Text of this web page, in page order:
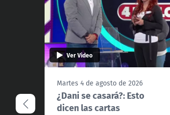
Ver Video
Martes 4 de agosto de 2026
¿Dani se casará?: Esto
dicen las cartas